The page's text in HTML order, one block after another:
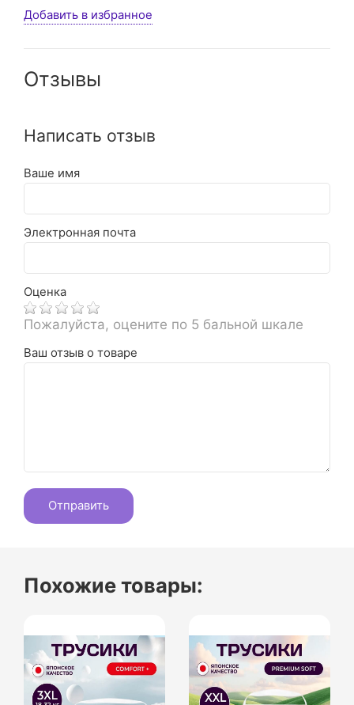
Добавить в избранное
Отзывы
Написать отзыв
Ваше имя
Электронная почта
Оценка
Пожалуйста, оцените по 5 бальной шкале
Ваш отзыв о товаре
Похожие товары: